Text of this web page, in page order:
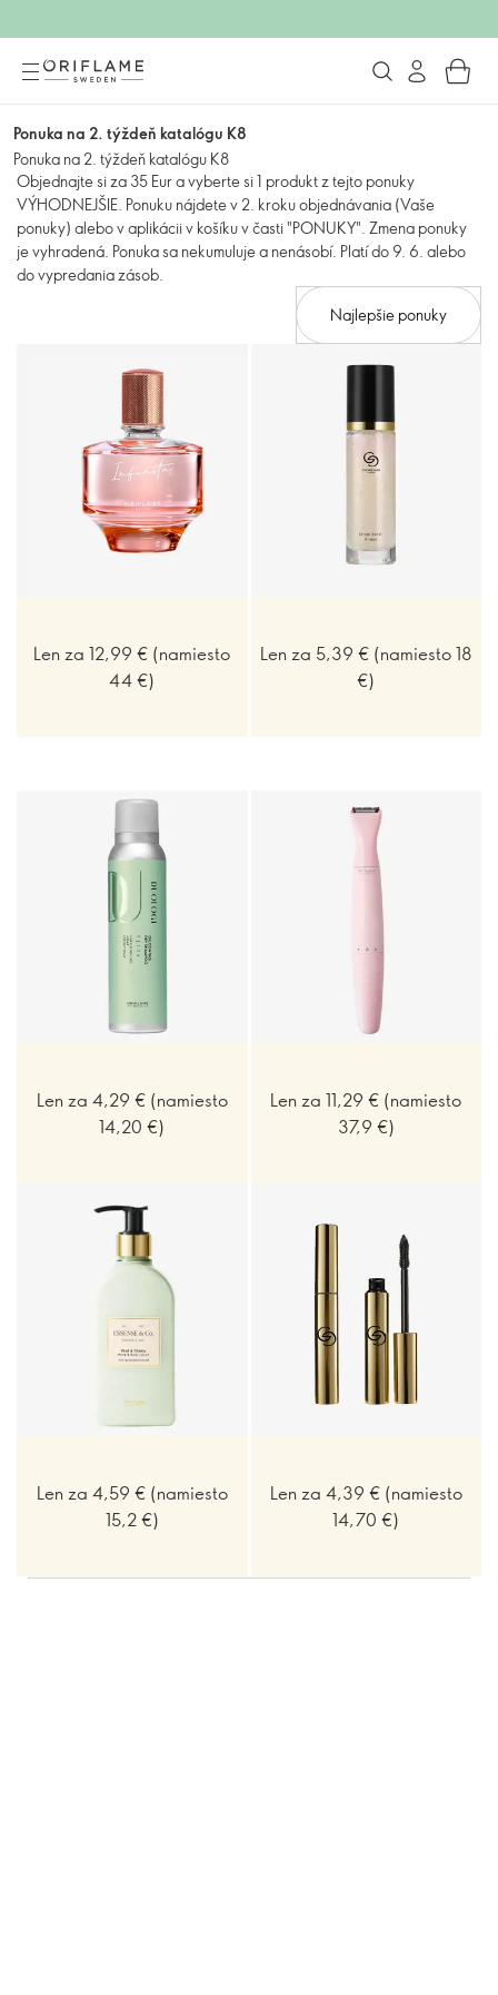
Ponuka na 2. týždeň katalógu K8
Ponuka na 2. týždeň katalógu K8
Objednajte si za 35 Eur a vyberte si 1 produkt z tejto ponuky
VÝHODNEJŠIE. Ponuku nájdete v 2. kroku objednávania (Vaše
ponuky) alebo v aplikácii v košíku v časti "PONUKY". Zmena ponuky
je vyhradená. Ponuka sa nekumuluje a nenásobí. Platí do 9. 6. alebo
do vypredania zásob.
Najlepšie ponuky
Len za 12,99 € (namiesto
44 €)
Len za 5,39 € (namiesto 18
€)
Len za 4,29 € (namiesto
14,20 €)
Len za 11,29 € (namiesto
37,9 €)
Len za 4,59 € (namiesto
15,2 €)
Len za 4,39 € (namiesto
14,70 €)